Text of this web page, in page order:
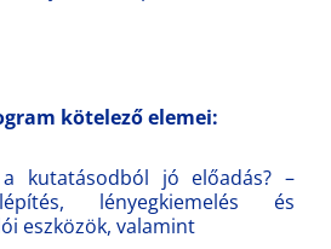
kötelező elemei:
kutatásodból jó előadás? –
lényegkiemelés és
eszközök, valamint